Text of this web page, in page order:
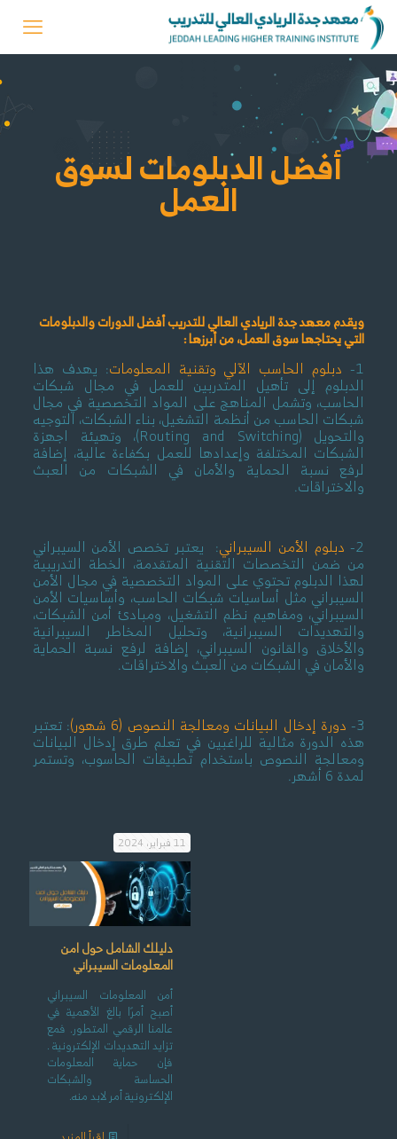
أفضل الدبلومات لسوق
العمل
ويقدم معهد جدة الريادي العالي للتدريب أفضل الدورات والدبلومات
التي يحتاجها سوق العمل، من أبرزها :
1- دبلوم الحاسب الآلي وتقنية المعلومات: يهدف هذا
الدبلوم إلى تأهيل المتدربين للعمل في مجال شبكات
الحاسب، وتشمل المناهج على المواد التخصصية في مجال
شبكات الحاسب من أنظمة التشغيل، بناء الشبكات، التوجيه
والتحويل (Routing and Switching)، وتهيئة اجهزة
الشبكات المختلفة وإعدادها للعمل بكفاءة عالية، إضافة
لرفع نسبة الحماية والأمان في الشبكات من العبث
والاختراقات.
2- دبلوم الأمن السيبراني: يعتبر تخصص الأمن السيبراني
من ضمن التخصصات التقنية المتقدمة، الخطة التدريبية
لهذا الدبلوم تحتوي على المواد التخصصية في مجال الأمن
السيبراني مثل أساسيات شبكات الحاسب، وأساسيات الأمن
السيبراني، ومفاهيم نظم التشغيل، ومبادئ أمن الشبكات،
والتهديدات السيبرانية، وتحليل المخاطر السيبرانية
والأخلاق والقانون السيبراني، إضافة لرفع نسبة الحماية
والأمان في الشبكات من العبث والاختراقات.
3- دورة إدخال البيانات ومعالجة النصوص (6 شهور) : تعتبر
هذه الدورة مثالية للراغبين في تعلم طرق إدخال البيانات
ومعالجة النصوص باستخدام تطبيقات الحاسوب، وتستمر
لمدة 6 أشهر.
11 فبراير، 2024
دليلك الشامل حول امن
المعلومات السيبراني
أمن المعلومات السيبراني
أصبح أمرًا بالغ الأهمية في
عالمنا الرقمي المتطور. فمع
تزايد التهديدات الإلكترونية .
فإن حماية المعلومات
الحساسة والشبكات
الإلكترونية أمر لابد منه.